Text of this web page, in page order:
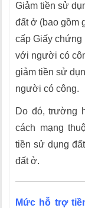
Giảm tiền sử
đất ở (bao gồm
cấp Giấy
với người có
giảm tiền sử
người có công.
Do đó, trường
cách mạng
tiền sử dụng
đất ở.
Mức hỗ trợ